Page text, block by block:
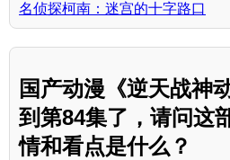
名侦探柯南：迷宫的十字路口
国产动漫《逆天战神
到第84集了，请问这
情和看点是什么？